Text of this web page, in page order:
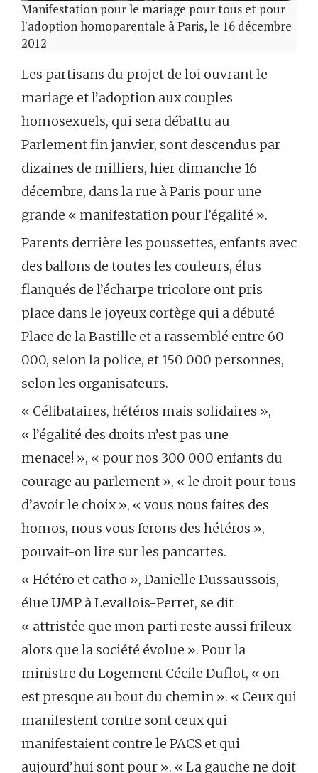
Manifestation pour le mariage pour tous et pour
l'adoption homoparentale à Paris, le 16 décembre
2012
Les partisans du projet de loi ouvrant le
mariage et l’adoption aux couples
homosexuels, qui sera débattu au
Parlement fin janvier, sont descendus par
dizaines de milliers, hier dimanche 16
décembre, dans la rue à Paris pour une
grande « manifestation pour l’égalité ».
Parents derrière les poussettes, enfants avec
des ballons de toutes les couleurs, élus
flanqués de l’écharpe tricolore ont pris
place dans le joyeux cortège qui a débuté
Place de la Bastille et a rassemblé entre 60
000, selon la police, et 150 000 personnes,
selon les organisateurs.
« Célibataires, hétéros mais solidaires »,
« l’égalité des droits n’est pas une
menace! », « pour nos 300 000 enfants du
courage au parlement », « le droit pour tous
d’avoir le choix », « vous nous faites des
homos, nous vous ferons des hétéros »,
pouvait-on lire sur les pancartes.
« Hétéro et catho », Danielle Dussaussois,
élue UMP à Levallois-Perret, se dit
« attristée que mon parti reste aussi frileux
alors que la société évolue ». Pour la
ministre du Logement Cécile Duflot, « on
est presque au bout du chemin ». « Ceux qui
manifestent contre sont ceux qui
manifestaient contre le PACS et qui
aujourd’hui sont pour ». « La gauche ne doit